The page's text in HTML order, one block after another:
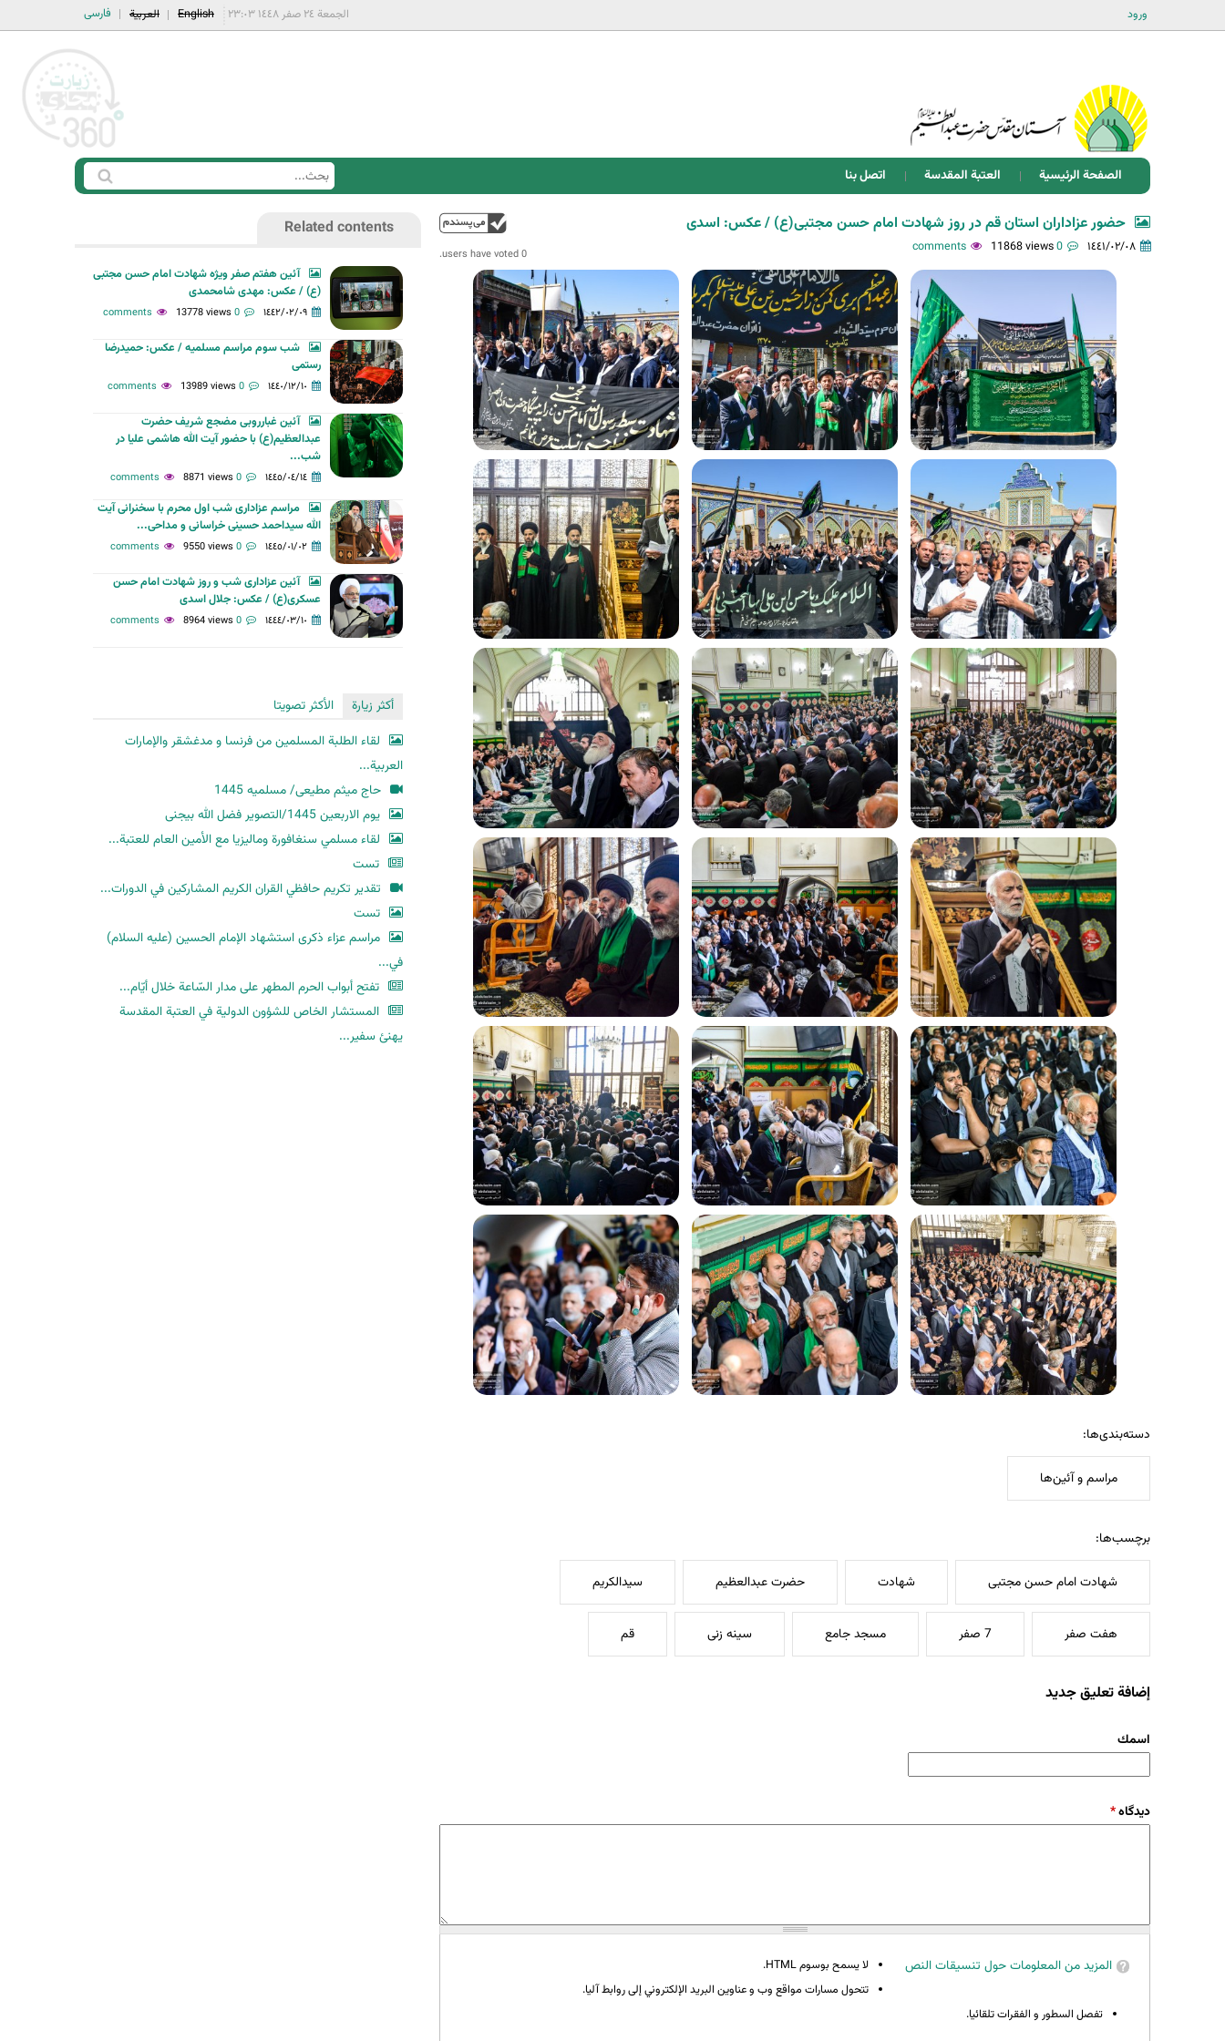
ورود فارسی العربية English الجمعة ٢٤ صفر ١٤٤٨ ٢٣:٠٣
الصفحة الرئيسية العتبة المقدسة اتصل بنا
ا
س
ح
ث
ب
ح
0 users have voted.
حضور عزاداران استان قم در روز شهادت امام حسن مجتبی(ع) / عکس: اسدی
١٤٤١/٠٢/٠٨ 0 comments
11868 views
دسته‌بندی‌ها:
مراسم و آئین‌ها
برچسب‌ها:
شهادت امام حسن مجتبی شهادت حضرت عبدالعظیم سیدالکریم
هفت صفر 7 صفر مسجد جامع سینه زنی قم
إضافة تعليق جديد
‏اسمك ‏
‏دیدگاه ‏*
المزيد من المعلومات حول تنسيقات النص
لا يسمح بوسوم HTML.
تتحول مسارات مواقع وب و عناوين البريد الإلكتروني إلى روابط آليا.
تفصل السطور و الفقرات تلقائيا.
Related contents
آئین هفتم صفر ویژه شهادت امام حسن مجتبی
(ع) / عکس: مهدی شامحمدی
١٤٤٢/٠٢/٠٩ 0 comments
13778 views
شب سوم مراسم مسلمیه / عکس: حمیدرضا
رستمی
١٤٤٠/١٢/١٠ 0 comments
13989 views
آئین غبارروبی مضجع شریف حضرت
عبدالعظیم(ع) با حضور آیت الله هاشمی علیا در
شب...
١٤٤٥/٠٤/١٤ 0 comments
8871 views
مراسم عزاداری شب اول محرم با سخنرانی آیت
الله سیداحمد حسینی خراسانی و مداحی...
١٤٤٥/٠١/٠٢ 0 comments
9550 views
آئین عزاداری شب و روز شهادت امام حسن
عسکری(ع) / عکس: جلال اسدی
١٤٤٤/٠٣/١٠ 0 comments
8964 views
أكثر زيارة
الأكثر تصويتا
لقاء الطلبة المسلمين من فرنسا و مدغشقر والإمارات
العربية...
حاج میثم مطیعی/ مسلمیه 1445
یوم الاربعین 1445/التصویر فضل الله بیجنی
لقاء مسلمي سنغافورة وماليزيا مع الأمين العام للعتبة...
تست
تقدير تكريم حافظي القران الكريم المشاركين في الدورات...
تست
مراسم عزاء ذكرى استشهاد الإمام الحسين (عليه السلام)
في...
تفتح أبواب الحرم المطهر على مدار السّاعة خلال أيّام...
المستشار الخاص للشؤون الدولية في العتبة المقدسة
يهنئ سفير...